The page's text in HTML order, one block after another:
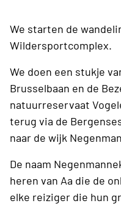
We starten de
Wildersportcomplex.
We doen een stukje
Brusselbaan en de
natuurreservaat
terug via de
naar de wijk
De naam
heren van Aa die de
elke reiziger die hun